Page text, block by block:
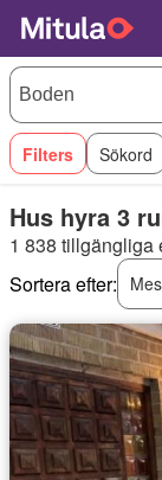
Filters Sökord
Hus hyra 3
1 838 tillgängliga
Sortera efter: